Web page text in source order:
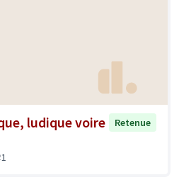
ludique voire
Retenue
1